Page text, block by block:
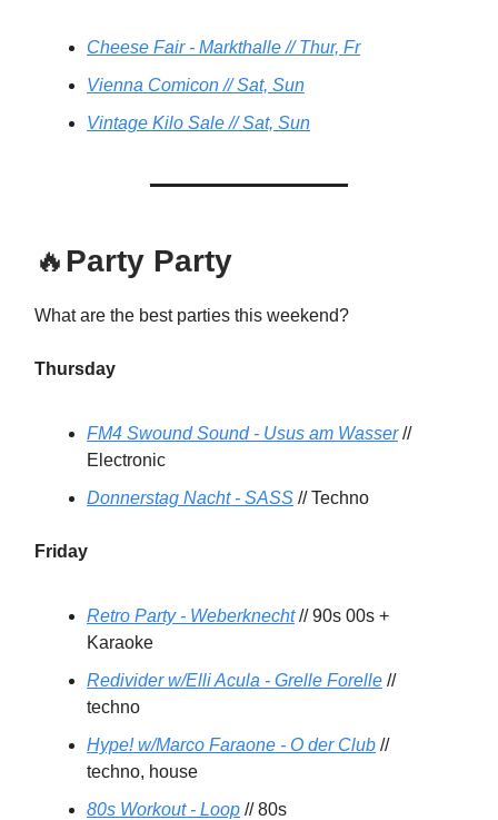
Cheese Fair - Markthalle // Thur, Fr
Vienna Comicon // Sat, Sun
Vintage Kilo Sale // Sat, Sun
🔥Party Party
What are the best parties this weekend?
Thursday
FM4 Swound Sound - Usus am Wasser//
Electronic
Donnerstag Nacht - SASS // Techno
Friday
Retro Party - Weberknecht// 90s 00s +
Karaoke
Redivider w/Elli Acula - Grelle Forelle //
techno
Hype! w/Marco Faraone - O der Club //
techno, house
80s Workout - Loop // 80s